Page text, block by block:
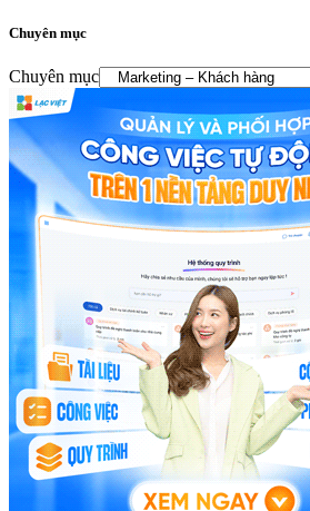
Chuyên mục
Chuyên mục